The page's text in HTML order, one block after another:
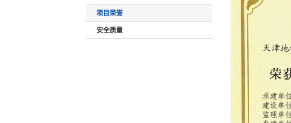
项目荣誉
安全质量